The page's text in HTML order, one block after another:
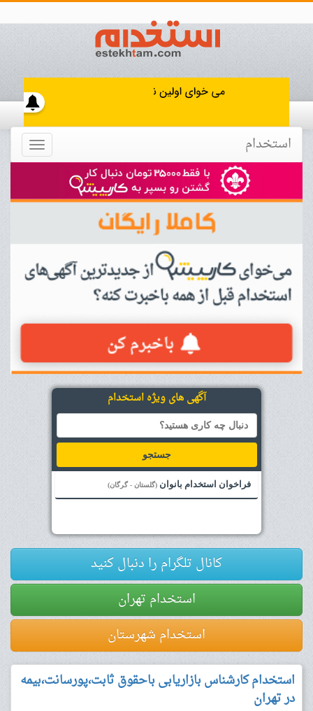
Toggle استخدام
آگهی های ویژه استخدام
جستجو
فراخوان استخدام بانوان (گلستان - گرگان)
کانال تلگرام را دنبال کنید
استخدام تهران
استخدام شهرستان
استخدام کارشناس بازاریابی باحقوق ثابت،پورسانت،بیمه
در تهران